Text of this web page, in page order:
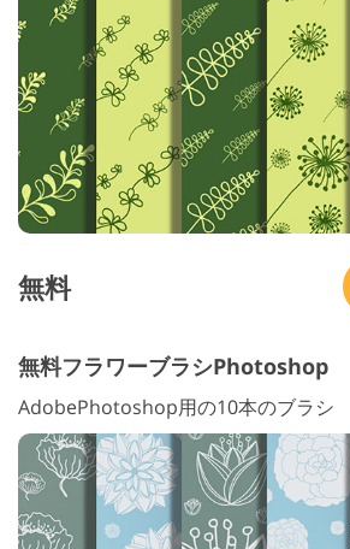
無料
無料フラワーブラシPhotoshop
AdobePhotoshop用の10本のブラシ